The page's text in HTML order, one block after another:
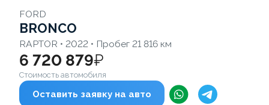
FORD
BRONCO
RAPTOR • 2022 • Пробег 21 816 км
6 720 879₽
Стоимость автомобиля
Оставить заявку на авто